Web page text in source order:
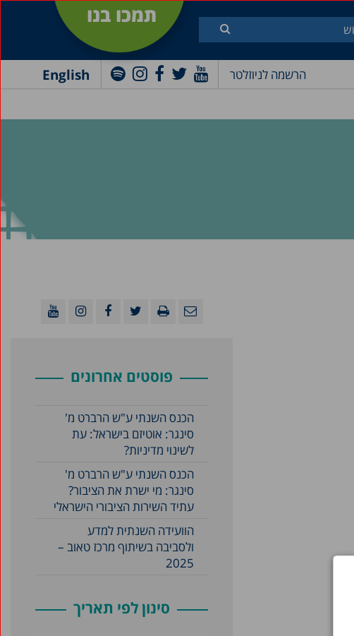
תמכו בנו
הרשמה לניוזלטר English
פוסטים אחרונים
הכנס השנתי ע"ש הרברט מ'
סינגר: אוטיזם בישראל: עת
לשינוי מדיניות?
הכנס השנתי ע"ש הרברט מ'
סינגר: מי ישרת את הציבור?
עתיד השירות הציבורי הישראלי
הוועידה השנתית למדע
ולסביבה בשיתוף מרכז טאוב –
2025
סינון לפי תאריך